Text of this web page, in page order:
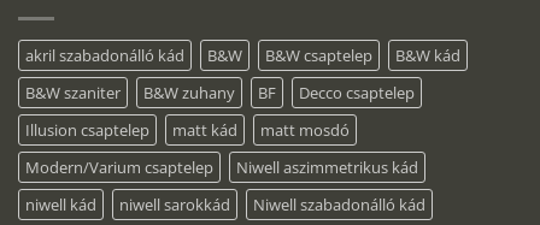
akril szabadonálló kád B&W B&W csaptelep
B&W kád
B&W szaniter
B&W zuhany BF
Decco csaptelep
Illusion csaptelep
matt kád
matt mosdó
Modern/Varium csaptelep
Niwell aszimmetrikus kád
niwell kád
niwell sarokkád
Niwell szabadonálló kád